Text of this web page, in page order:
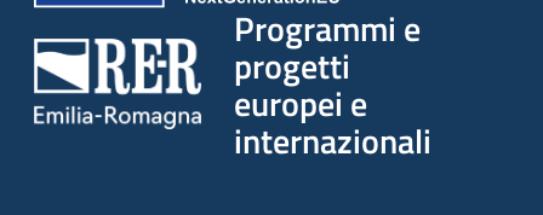
Programmi e
progetti
europei e
internazionali